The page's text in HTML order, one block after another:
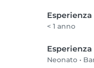
Esperienza
< 1 anno
Esperienza
Neonato •